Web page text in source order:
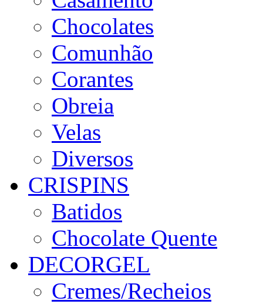
Chocolates
Comunhão
Corantes
Obreia
Velas
Diversos
CRISPINS
Batidos
Chocolate Quente
DECORGEL
Cremes/Recheios